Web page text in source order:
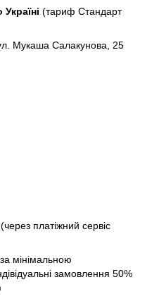
(тариф Стандарт
Мукаша Салакунова, 25
(через платіжний сервіс
мінімальною
замовлення 50%